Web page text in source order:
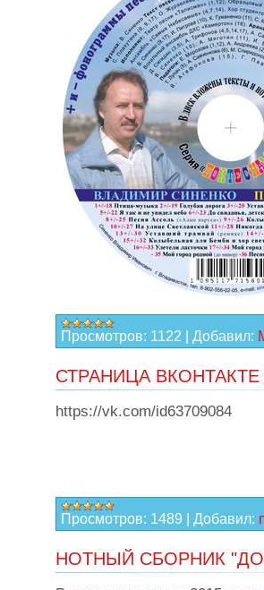
Просмотров: 1122 Добавил:
СТРАНИЦА ВКОНТАКТЕ
https://vk.com/id63709084
Просмотров: 1489 Добавил:
НОТНЫЙ СБОРНИК